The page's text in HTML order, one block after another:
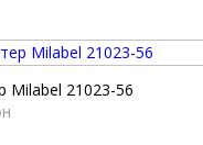
Milabel 21023-56